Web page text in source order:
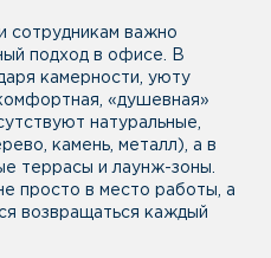
сотрудникам важно
подход в офисе. В
камерности, уюту
«душевная»
натуральные,
камень, металл), а в
террасы и лаунж-зоны.
просто в место работы, а
возвращаться каждый